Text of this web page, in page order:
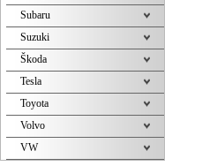
Subaru
Suzuki
Škoda
Tesla
Toyota
Volvo
VW